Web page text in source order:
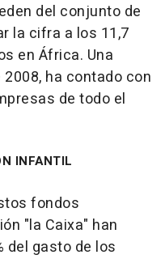
del conjunto de
la cifra a los 11,7
en África. Una
ha contado con
de todo el
INFANTIL
fondos
"la Caixa" han
del gasto de los